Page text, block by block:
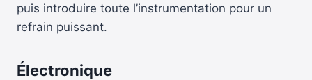
puis introduire toute l’instrumentation pour un
refrain puissant.
Électronique